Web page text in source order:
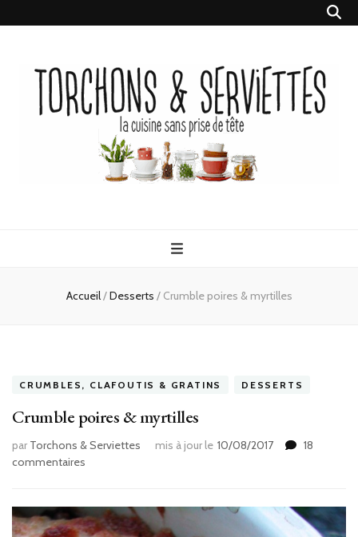
Serviettes
Accueil/Desserts / Crumble poires & myrtilles
CRUMBLES, CLAFOUTIS & GRATINS DESSERTS
Crumble poires & myrtilles
par Torchons & Serviettes mis à jour le 10/08/2017
18
commentaires
&
myrtilles